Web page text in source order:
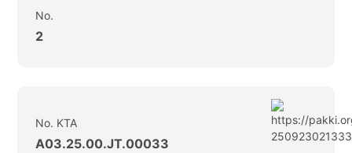
No.
2
No. KTA
A03.25.00.JT.00033